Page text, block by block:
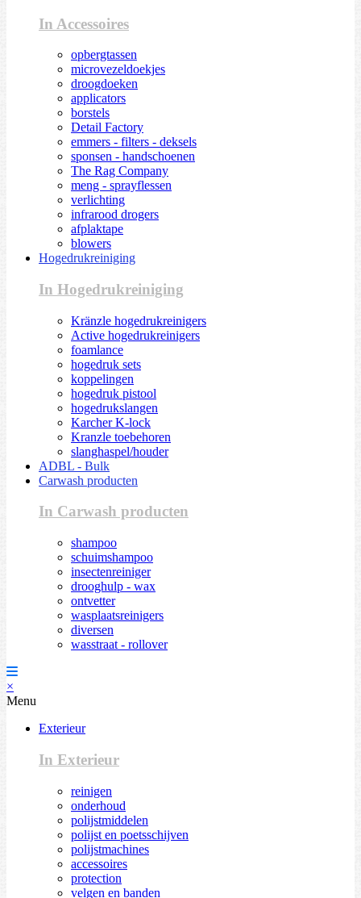
In Accessoires
opbergtassen
microvezeldoekjes
droogdoeken
applicators
borstels
Detail Factory
emmers - filters - deksels
sponsen - handschoenen
The Rag Company
meng - sprayflessen
verlichting
infrarood drogers
afplaktape
blowers
Hogedrukreiniging
In Hogedrukreiniging
Kränzle hogedrukreinigers
Active hogedrukreinigers
foamlance
hogedruk sets
koppelingen
hogedruk pistool
hogedrukslangen
Karcher K-lock
Kranzle toebehoren
slanghaspel/houder
ADBL - Bulk
Carwash producten
In Carwash producten
shampoo
schuimshampoo
insectenreiniger
drooghulp - wax
ontvetter
wasplaatsreinigers
diversen
wasstraat - rollover
×
Menu
Exterieur
In Exterieur
reinigen
onderhoud
polijstmiddelen
polijst en poetsschijven
polijstmachines
accessoires
protection
velgen en banden